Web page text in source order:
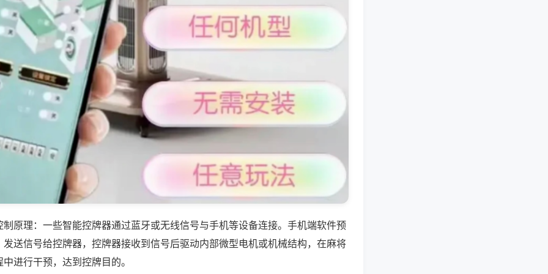
原理：一些智能控牌器通过蓝牙或无线信号与手机等设备连接。手机端软件预
送信号给控牌器，控牌器接收到信号后驱动内部微型电机或机械结构，在麻将
进行干预，达到控牌目的。